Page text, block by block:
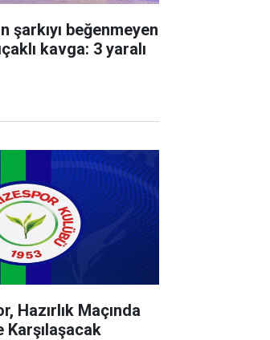
şarkıyı beğenmeyen
kavga: 3 yaralı
Hazırlık Maçında
Karşılaşacak